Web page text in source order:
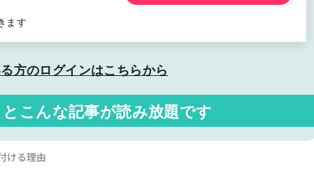
ます
方のログインはこちらから
こんな記事が読み放題です
ける理由